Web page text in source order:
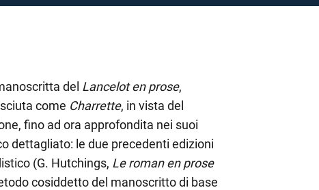
del Lancelot en prose,
come Charrette, in vista del
fino ad ora approfondita nei suoi
dettagliato: le due precedenti edizioni
(G. Hutchings, Le roman en prose
cosiddetto del manoscritto di base